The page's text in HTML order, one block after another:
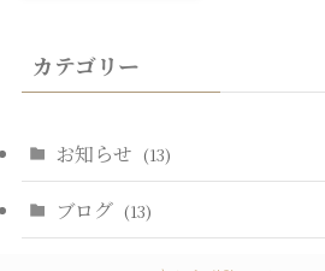
カテゴリー
お知らせ (13)
ブログ (13)